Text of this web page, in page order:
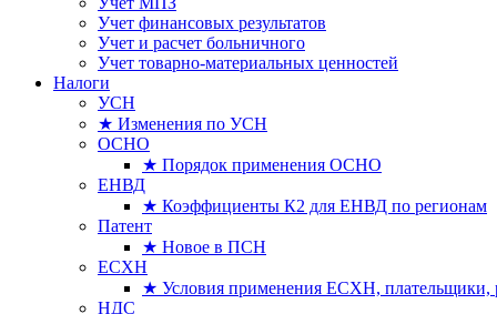
Учет финансовых результатов
Учет и расчет больничного
Учет товарно-материальных ценностей
Налоги
УСН
★ Изменения по УСН
ОСНО
★ Порядок применения ОСНО
ЕНВД
★ Коэффициенты К2 для ЕНВД по регионам
Патент
★ Новое в ПСН
ЕСХН
★ Условия применения ЕСХН, плательщики,
НДС